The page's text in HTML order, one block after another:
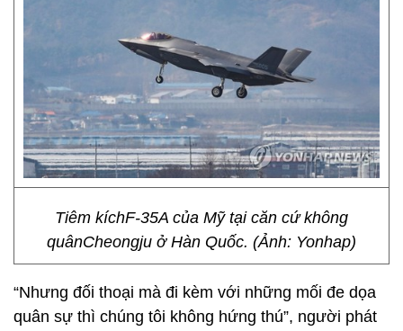
Tiêm kíchF-35A của Mỹ tại căn cứ không
quânCheongju ở Hàn Quốc. (Ảnh: Yonhap)
“Nhưng đối thoại mà đi kèm với những mối đe dọa
quân sự thì chúng tôi không hứng thú”, người phát